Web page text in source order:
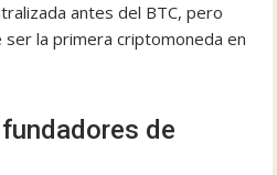
antes del BTC, pero
ser la primera criptomoneda en
de